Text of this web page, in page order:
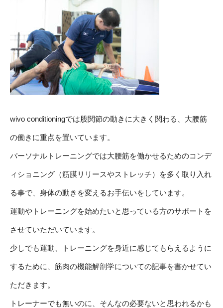
wivo conditioningでは股関節の動きに大きく関わる、大腰筋
の働きに重点を置いています。
パーソナルトレーニングでは大腰筋を働かせるためのコンデ
ィショニング（筋膜リリースやストレッチ）を多く取り入れ
る事で、身体の動きを変えるお手伝いをしています。
運動やトレーニングを始めたいと思っている方のサポートを
させていただいています。
少しでも運動、トレーニングを身近に感じてもらえるように
するために、筋肉の機能解剖学についての記事を書かせてい
ただきます。
トレーナーでも無いのに、そんなの必要ないと思われるかも